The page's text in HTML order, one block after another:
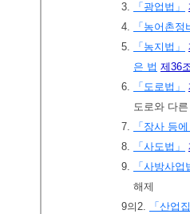
3.
「광업법」
4.
「농어촌정
5.
「농지법」
은 법 제36
6.
「도로법」
도로와 다
7.
「장사 등
8.
「사도법」
9.
「사방사업
해제
9의2.
「산업